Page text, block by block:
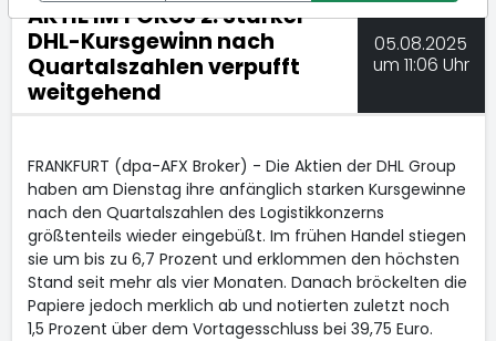
AKTIE IM FOKUS 2: Starker
DHL-Kursgewinn nach
Quartalszahlen verpufft
weitgehend
05.08.2025
um 11:06 Uhr
FRANKFURT (dpa-AFX Broker) - Die Aktien der DHL Group
haben am Dienstag ihre anfänglich starken Kursgewinne
nach den Quartalszahlen des Logistikkonzerns
größtenteils wieder eingebüßt. Im frühen Handel stiegen
sie um bis zu 6,7 Prozent und erklommen den höchsten
Stand seit mehr als vier Monaten. Danach bröckelten die
Papiere jedoch merklich ab und notierten zuletzt noch
1,5 Prozent über dem Vortagesschluss bei 39,75 Euro.